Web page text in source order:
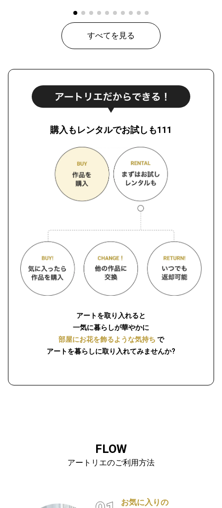
すべてを見る
購入もレンタルでお試しも111
アートを取り入れると
一気に暮らしが華やかに
部屋にお花を飾るような気持ち で
アートを暮らしに取り入れてみませんか?
FLOW
アートリエのご利用方法
お気に入りの